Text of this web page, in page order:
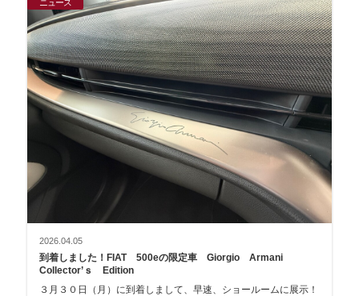
ニュース
2026.04.05
到着しました！FIAT 500eの限定車 Giorgio Armani
Collector’ｓ Edition
３月３０日（月）に到着しまして、早速、ショールームに展示！